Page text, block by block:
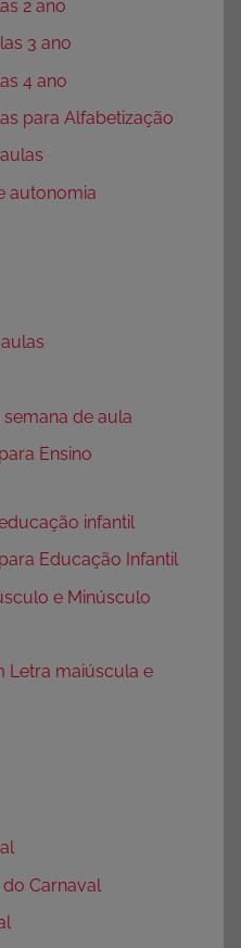
2 ano
3 ano
4 ano
para Alfabetização
autonomia
de aula
Ensino
infantil
Educação Infantil
e Minúsculo
Letra maiúscula e
Carnaval